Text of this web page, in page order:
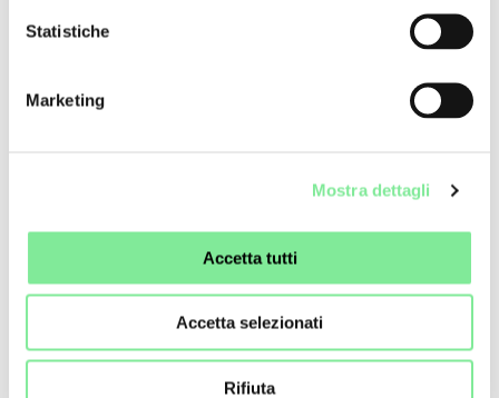
Statistiche
Marketing
Mostra dettagli
Accetta tutti
Accetta selezionati
Rifiuta
uffici culturali
QUICKLINKS
Attualità
Codice di Condotta